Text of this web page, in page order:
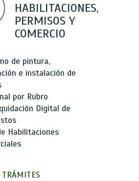
HABILITACIONES,
PERMISOS Y
COMERCIO
de pintura,
e instalación de
por Rubro
Digital de
Habilitaciones